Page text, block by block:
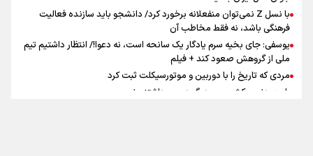
عراق
با نسل Z نمی‌توان منفعلانه برخورد کرد/ دانشجو باید سازنده فعالیت
فرهنگی باشد، نه فقط مخاطب آن
یوسفی: جای بخیه سرم یادگار یک سانحه است، نه دعوا!/ انتظار داشتیم تیم
ملی از گروهش صعود کند + فیلم
مردی که تاریخ را با دوربین و موتورسیکلت ثبت کرد
رابرت دنیرو: کشور من دیگر دوست‌داشتنی نیست